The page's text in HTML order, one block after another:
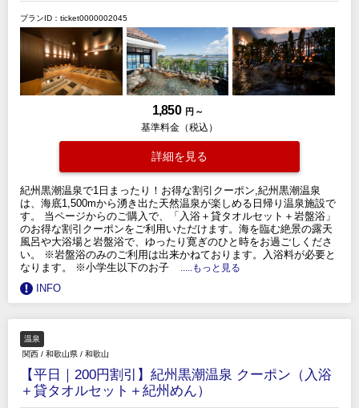
プランID：ticket0000002045
1,850 円 ～
基準料金（税込）
詳細を見る
紀州黒潮温泉で1日まったり！お得な割引クーポン,紀州黒潮温泉
は、海底1,500mから湧き出た天然温泉が楽しめる日帰り温泉施設で
す。 当ページからのご購入で、「入浴＋貸タオルセット＋岩盤浴」
のお得な割引クーポンをご利用いただけます。海を臨む絶景の露天
風呂や大浴場と岩盤浴で、ゆったり寛ぎのひと時をお過ごしくださ
い。 ※岩盤浴のみのご利用は出来かねております。入浴料が必要と
なります。 ※小学生以下のお子
.....もっと見る
INFO
温泉
関西 / 和歌山県 / 和歌山
【平日｜200円割引】紀州黒潮温泉 クーポン（入浴
＋貸タオルセット＋紀州めん）